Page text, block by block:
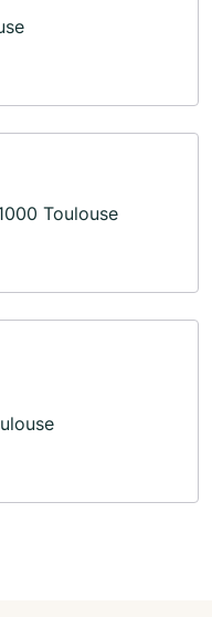
Toulouse